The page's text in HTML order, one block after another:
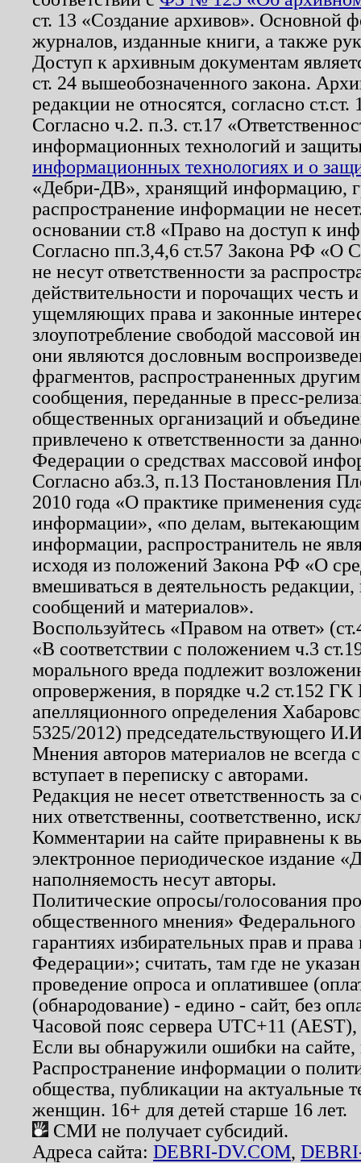
ст. 13 «Создание архивов». Основной
журналов, изданные книги, а также
Доступ к архивным документам
ст. 24 вышеобозначенного закона.
редакции не относятся, согласно
Согласно ч.2. п.3. ст.17
информационных технологий и
информационных технологиях и о
«Дебри-ДВ», хранящий информацию,
распространение информации не
основании ст.8 «Право на доступ к
Согласно пп.3,4,6 ст.57 Закона РФ «О
не несут ответственности за
действительности и порочащих честь
ущемляющих права и законные
злоупотребление свободой массовой
они являются дословным
фрагментов, распространенных
сообщения, переданные в пресс-
общественных организаций и
привлечено к ответственности за
Федерации о средствах массовой
Согласно абз.3, п.13 Постановления
2010 года «О практике применения
информации», «по делам, вытекающим
информации, распространитель не
исходя из положений Закона РФ «О
вмешиваться в деятельность
сообщений и материалов».
Воспользуйтесь «Правом на ответ»
«В соответствии с положением ч.3
морального вреда подлежит
опровержения, в порядке ч.2 ст.152
апелляционного определения
5325/2012) председательствующего
Мнения авторов материалов не
вступает в переписку с авторами.
Редакция не несет ответственность
них ответственны, соответственно,
Комментарии на сайте приравнены к
электронное периодическое издание
наполняемость несут авторы.
Политические опросы/голосования
общественного мнения»
гарантиях избирательных прав и
Федерации»; считать, там где не
проведение опроса и оплатившее
(обнародование) - едино - сайт, без
Часовой пояс сервера UTC+11
Если вы обнаружили ошибки на
Распространение информации о
общества, публикации на актуальные
женщин. 16+ для детей старше 16 лет.
СМИ не получает субсидий.
Адреса сайта: DEBRI-DV.COM,